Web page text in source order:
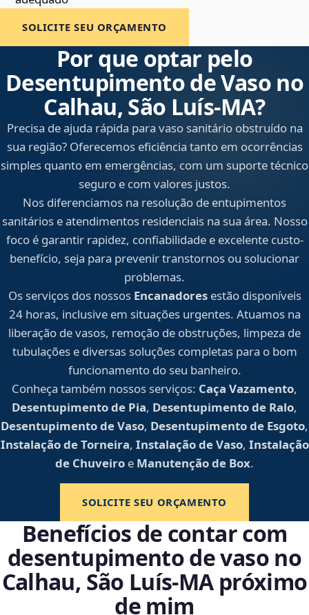
SOLICITE SEU ORÇAMENTO
Por que optar pelo
Desentupimento de Vaso no
Calhau, São Luís‑MA?
Precisa de ajuda rápida para vaso sanitário obstruído na
sua região? Oferecemos eficiência tanto em ocorrências
simples quanto em emergências, com um suporte técnico
seguro e com valores justos.
Nos diferenciamos na resolução de entupimentos
sanitários e atendimentos residenciais na sua área. Nosso
foco é garantir rapidez, confiabilidade e excelente custo-
benefício, seja para prevenir transtornos ou solucionar
problemas.
Os serviços dos nossos Encanadoresestão disponíveis
24 horas, inclusive em situações urgentes. Atuamos na
liberação de vasos, remoção de obstruções, limpeza de
tubulações e diversas soluções completas para o bom
funcionamento do seu banheiro.
Conheça também nossos serviços: Caça Vazamento,
Desentupimento de Pia, Desentupimento de Ralo,
Desentupimento de Vaso, Desentupimento de Esgoto,
Instalação de Torneira, Instalação de Vaso, Instalação
de Chuveiro e Manutenção de Box.
SOLICITE SEU ORÇAMENTO
Benefícios de contar com
desentupimento de vaso no
Calhau, São Luís‑MA próximo
de mim